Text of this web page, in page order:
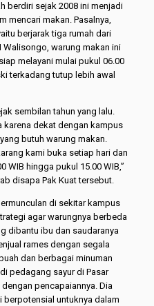
berdiri sejak 2008 ini menjadi
mencari makan. Pasalnya,
berjarak tiga rumah dari
Walisongo, warung makan ini
melayani mulai pukul 06.00
terkadang tutup lebih awal
sembilan tahun yang lalu.
karena dekat dengan kampus
butuh warung makan.
kami buka setiap hari dan
WIB hingga pukul 15.00 WIB,”
disapa Pak Kuat tersebut.
di sekitar kampus
agar warungnya berbeda
dibantu ibu dan saudaranya
rames dengan segala
dan berbagai minuman
pedagang sayur di Pasar
pencapaiannya. Dia
untuknya dalam